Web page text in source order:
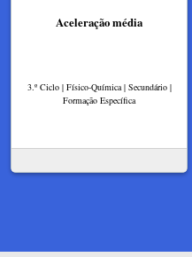
Aceleração média
3.º Ciclo | Físico-Química | Secundário |
Formação Específica